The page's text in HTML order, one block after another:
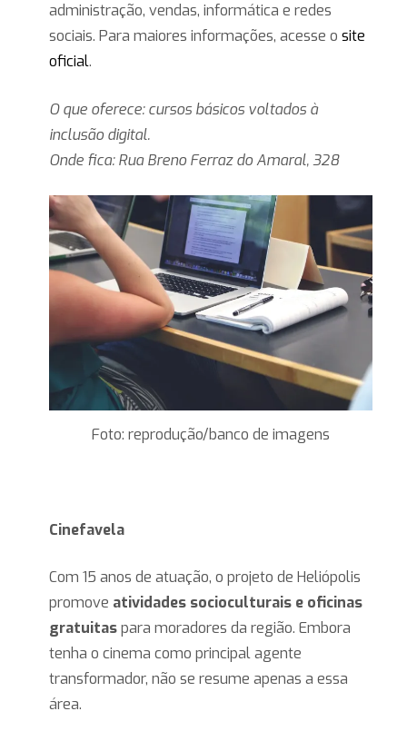
administração, vendas, informática e redes
sociais. Para maiores informações, acesse o site
oficial.
O que oferece: cursos básicos voltados à
inclusão digital.
Onde fica: Rua Breno Ferraz do Amaral, 328
Foto: reprodução/banco de imagens
Cinefavela
Com 15 anos de atuação, o projeto de Heliópolis
promove atividades socioculturais e oficinas
gratuitaspara moradores da região. Embora
tenha o cinema como principal agente
transformador, não se resume apenas a essa
área.